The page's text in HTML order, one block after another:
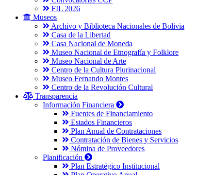
FIL 2026
Museos
Archivo y Biblioteca Nacionales de Bolivia
Casa de la Libertad
Casa Nacional de Moneda
Museo Nacional de Etnografía y Folklore
Museo Nacional de Arte
Centro de la Cultura Plurinacional
Museo Fernando Montes
Centro de la Revolución Cultural
Transparencia
Información Financiera
Fuentes de Financiamiento
Estados Financieros
Plan Anual de Contrataciones
Contratación de Bienes y Servicios
Nómina de Proveedores
Planificación
Plan Estratégico Institucional